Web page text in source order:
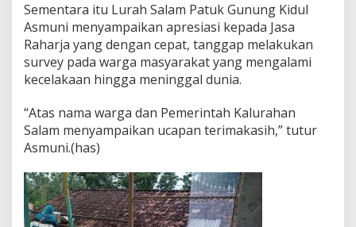
Sementara itu Lurah Salam Patuk Gunung Kidul
Asmuni menyampaikan apresiasi kepada Jasa
Raharja yang dengan cepat, tanggap melakukan
survey pada warga masyarakat yang mengalami
kecelakaan hingga meninggal dunia.
“Atas nama warga dan Pemerintah Kalurahan
Salam menyampaikan ucapan terimakasih,” tutur
Asmuni.(has)